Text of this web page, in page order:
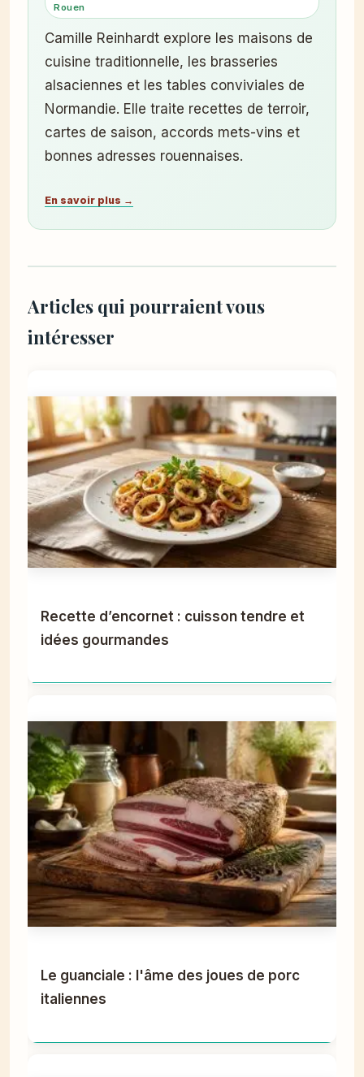
Rouen
Camille Reinhardt explore les maisons de
cuisine traditionnelle, les brasseries
alsaciennes et les tables conviviales de
Normandie. Elle traite recettes de terroir,
cartes de saison, accords mets-vins et
bonnes adresses rouennaises.
En savoir plus →
Articles qui pourraient vous
intéresser
Recette d’encornet : cuisson tendre et
idées gourmandes
Le guanciale : l'âme des joues de porc
italiennes